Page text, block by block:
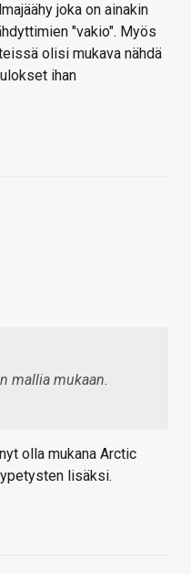
joka on ainakin
"vakio". Myös
olisi mukava nähdä
ihan
mallia mukaan.
olla mukana Arctic
lisäksi.